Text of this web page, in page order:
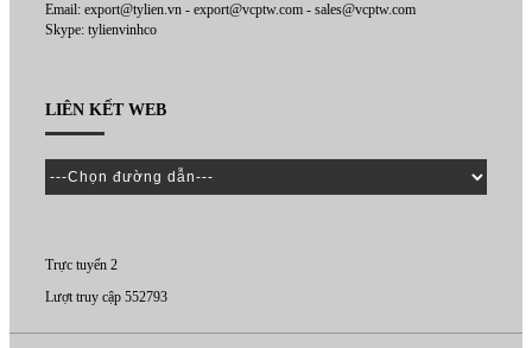
Email: export@tylien.vn - export@vcptw.com - sales@vcptw.com
Skype: tylienvinhco
LIÊN KẾT WEB
Trực tuyến 2
Lượt truy cập 552793